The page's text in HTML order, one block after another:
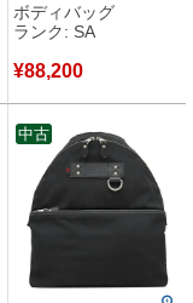
658582 【保存袋】 【中
古】新品同様品
ボディバッグ
ランク: SA
¥88,200
中古